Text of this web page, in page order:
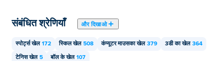
संबंधित श्रेणियाँ और दिखाओ
स्पोर्ट्स खेल 172 स्किल खेल 508 कंप्यूटर माउसका खेल 379 3डी का खेल 364
टेनिस खेल 5 बॉल के खेल 107